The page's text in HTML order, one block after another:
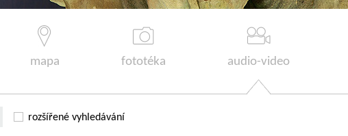
mapa fototéka audio-video
rozšířené vyhledávání